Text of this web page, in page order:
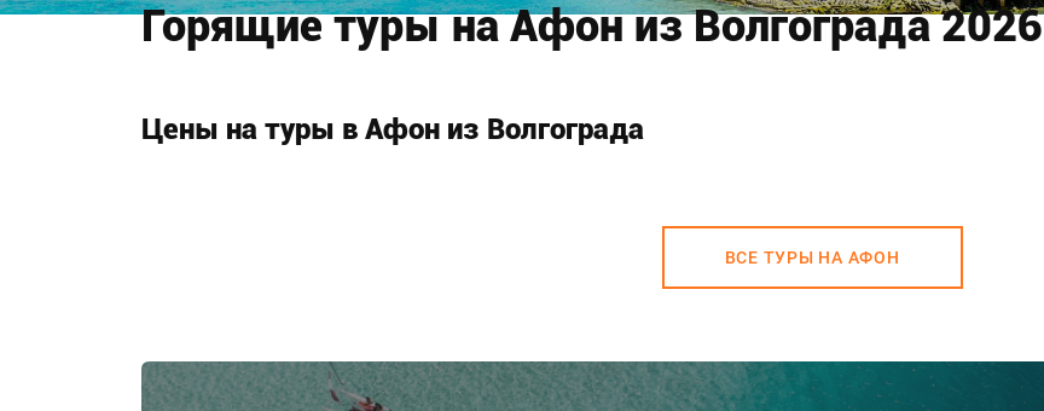
Горящие туры на Афон из Волгограда 2026
Цены на туры в Афон из Волгограда
ВСЕ ТУРЫ НА АФОН